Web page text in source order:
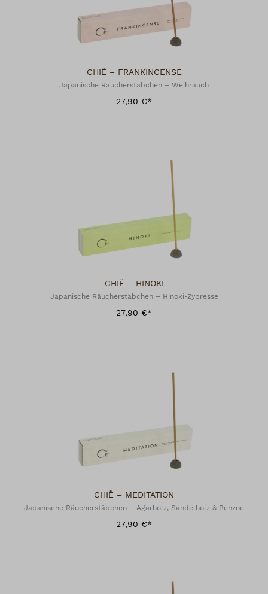
CHIË – FRANKINCENSE
Japanische Räucherstäbchen – Weihrauch
27,90 €*
CHIË – HINOKI
Japanische Räucherstäbchen – Hinoki-Zypresse
27,90 €*
CHIË – MEDITATION
Japanische Räucherstäbchen – Agarholz, Sandelholz & Benzoe
27,90 €*